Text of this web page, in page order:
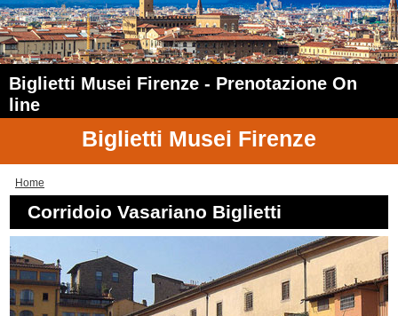
Biglietti Musei Firenze - Prenotazione On
line
Biglietti Musei Firenze
Home
Corridoio Vasariano Biglietti